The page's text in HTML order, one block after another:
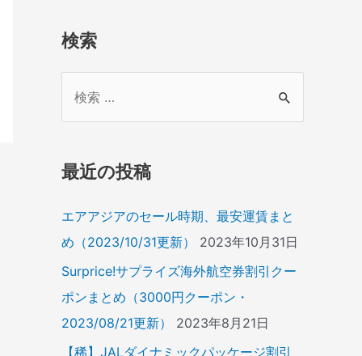
検索
象
最近の投稿
エアアジアのセール時期、最安運賃まと
め（2023/10/31更新）
2023年10月31日
Surprice!サプライズ海外航空券割引クー
ポンまとめ（3000円クーポン・
2023/08/21更新）
2023年8月21日
【稀】JALダイナミックパッケージ割引